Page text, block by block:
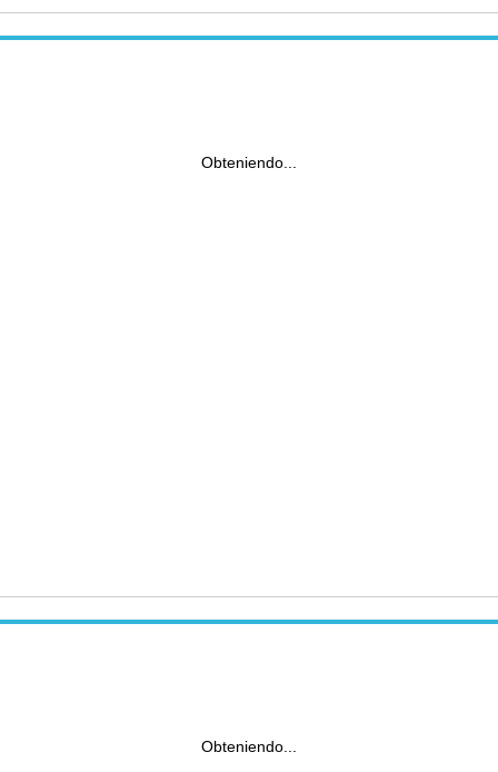
Obteniendo...
Obteniendo...